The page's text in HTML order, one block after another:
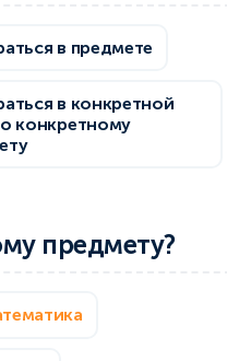
в предмете
в конкретной
конкретному
предмету?